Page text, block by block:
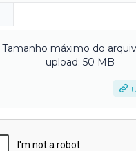
Tamanho máximo do
upload: 50 MB